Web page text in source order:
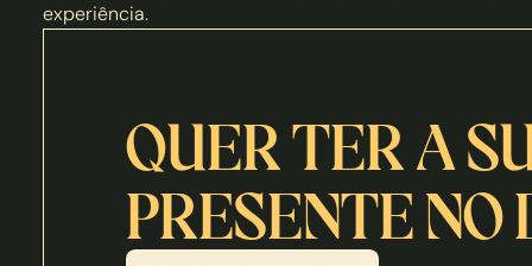
experiência.
QUER TER A
PRESENTE NO
Entre em contato